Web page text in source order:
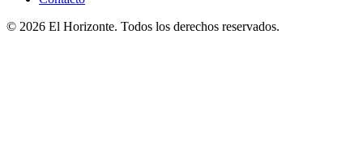
© 2026 El Horizonte. Todos los derechos reservados.